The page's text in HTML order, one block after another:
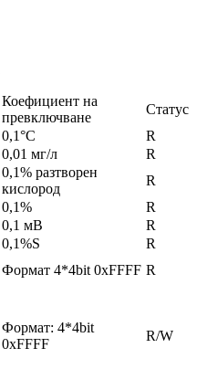
Коефициент на
превключване
Статус
0,1°C
R
0,01 мг/л
R
0,1% разтворен
кислород
R
0,1%
R
0,1 мВ
R
0,1%S
R
Формат 4*4bit 0xFFFF R
Формат: 4*4bit
0xFFFF
R/W